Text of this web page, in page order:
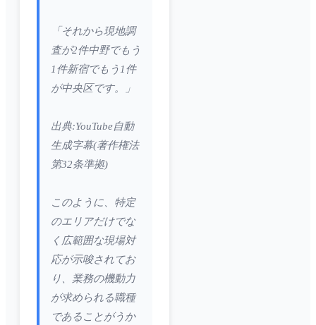
「それから現地調
査が2件中野でもう
1件新宿でもう1件
が中央区です。」
出典:YouTube自動
生成字幕(著作権法
第32条準拠)
このように、特定
のエリアだけでな
く広範囲な現場対
応が示唆されてお
り、業務の機動力
が求められる職種
であることがうか